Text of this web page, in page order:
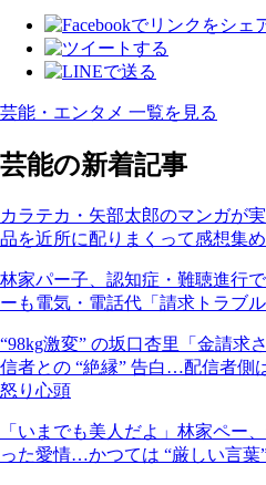
芸能・エンタメ 一覧を見る
芸能の新着記事
カラテカ・矢部太郎のマンガが
品を近所に配りまくって感想集
林家パー子、認知症・難聴進行
ーも電気・電話代「請求トラブ
“98kg激変” の坂口杏里「金請求
信者との “絶縁” 告白…配信者側
怒り心頭
「いまでも美人だよ」林家ペー
った愛情…かつては “厳しい言葉